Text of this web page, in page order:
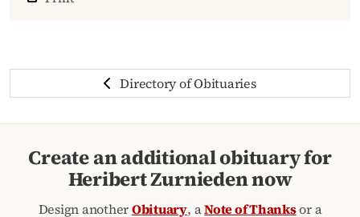
Directory of Obituaries
Create an additional obituary for
Heribert Zurnieden now
Design anotherObituary, aNote of Thanksor a